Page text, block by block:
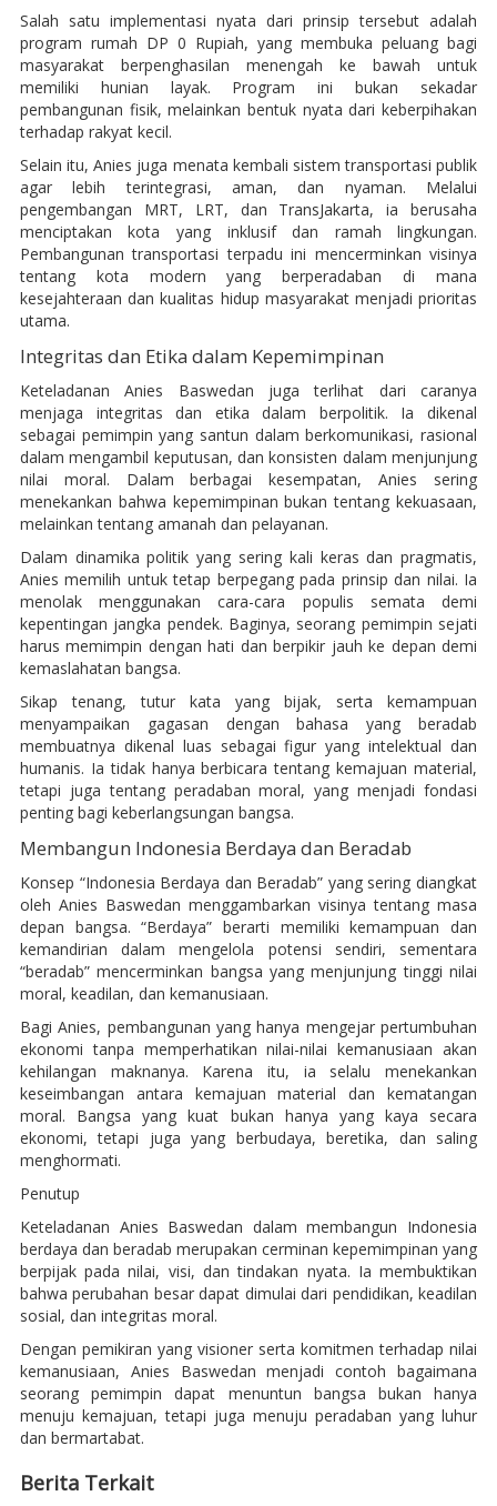
Salah satu implementasi nyata dari prinsip tersebut adalah
program rumah DP 0 Rupiah, yang membuka peluang bagi
masyarakat berpenghasilan menengah ke bawah untuk
memiliki hunian layak. Program ini bukan sekadar
pembangunan fisik, melainkan bentuk nyata dari keberpihakan
terhadap rakyat kecil.
Selain itu, Anies juga menata kembali sistem transportasi publik
agar lebih terintegrasi, aman, dan nyaman. Melalui
pengembangan MRT, LRT, dan TransJakarta, ia berusaha
menciptakan kota yang inklusif dan ramah lingkungan.
Pembangunan transportasi terpadu ini mencerminkan visinya
tentang kota modern yang berperadaban di mana
kesejahteraan dan kualitas hidup masyarakat menjadi prioritas
utama.
Integritas dan Etika dalam Kepemimpinan
Keteladanan Anies Baswedan juga terlihat dari caranya
menjaga integritas dan etika dalam berpolitik. Ia dikenal
sebagai pemimpin yang santun dalam berkomunikasi, rasional
dalam mengambil keputusan, dan konsisten dalam menjunjung
nilai moral. Dalam berbagai kesempatan, Anies sering
menekankan bahwa kepemimpinan bukan tentang kekuasaan,
melainkan tentang amanah dan pelayanan.
Dalam dinamika politik yang sering kali keras dan pragmatis,
Anies memilih untuk tetap berpegang pada prinsip dan nilai. Ia
menolak menggunakan cara-cara populis semata demi
kepentingan jangka pendek. Baginya, seorang pemimpin sejati
harus memimpin dengan hati dan berpikir jauh ke depan demi
kemaslahatan bangsa.
Sikap tenang, tutur kata yang bijak, serta kemampuan
menyampaikan gagasan dengan bahasa yang beradab
membuatnya dikenal luas sebagai figur yang intelektual dan
humanis. Ia tidak hanya berbicara tentang kemajuan material,
tetapi juga tentang peradaban moral, yang menjadi fondasi
penting bagi keberlangsungan bangsa.
Membangun Indonesia Berdaya dan Beradab
Konsep “Indonesia Berdaya dan Beradab” yang sering diangkat
oleh Anies Baswedan menggambarkan visinya tentang masa
depan bangsa. “Berdaya” berarti memiliki kemampuan dan
kemandirian dalam mengelola potensi sendiri, sementara
“beradab” mencerminkan bangsa yang menjunjung tinggi nilai
moral, keadilan, dan kemanusiaan.
Bagi Anies, pembangunan yang hanya mengejar pertumbuhan
ekonomi tanpa memperhatikan nilai-nilai kemanusiaan akan
kehilangan maknanya. Karena itu, ia selalu menekankan
keseimbangan antara kemajuan material dan kematangan
moral. Bangsa yang kuat bukan hanya yang kaya secara
ekonomi, tetapi juga yang berbudaya, beretika, dan saling
menghormati.
Penutup
Keteladanan Anies Baswedan dalam membangun Indonesia
berdaya dan beradab merupakan cerminan kepemimpinan yang
berpijak pada nilai, visi, dan tindakan nyata. Ia membuktikan
bahwa perubahan besar dapat dimulai dari pendidikan, keadilan
sosial, dan integritas moral.
Dengan pemikiran yang visioner serta komitmen terhadap nilai
kemanusiaan, Anies Baswedan menjadi contoh bagaimana
seorang pemimpin dapat menuntun bangsa bukan hanya
menuju kemajuan, tetapi juga menuju peradaban yang luhur
dan bermartabat.
Berita Terkait